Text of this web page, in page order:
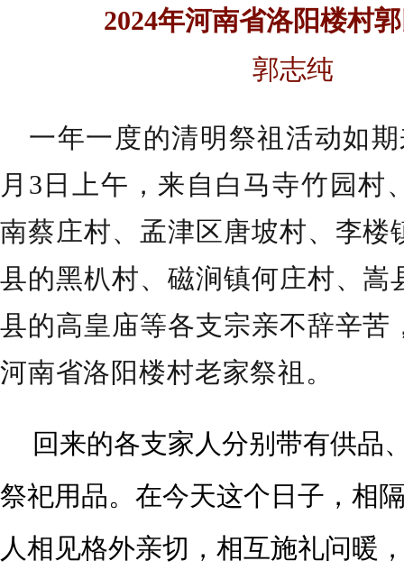
2024年河南省洛阳楼村
郭志纯
一年一度的清明祭祖活动如
月3日上午，来自白马寺竹园村
南蔡庄村、孟津区唐坡村、李楼
县的黑朳村、磁涧镇何庄村、嵩
县的高皇庙等各支宗亲不辞辛苦
河南省洛阳楼村老家祭祖。
回来的各支家人分别带有供品
祭祀用品。在今天这个日子，相
人相见格外亲切，相互施礼问暖